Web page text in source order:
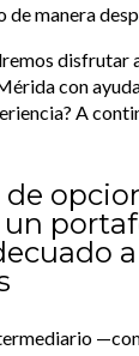
de manera
disfrutar
con
A